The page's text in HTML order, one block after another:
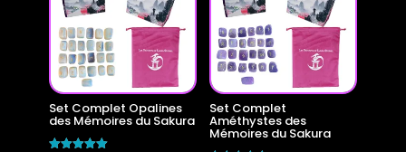
Set Complet Opalines
des Mémoires du Sakura
Set Complet
Améthystes des
Mémoires du Sakura